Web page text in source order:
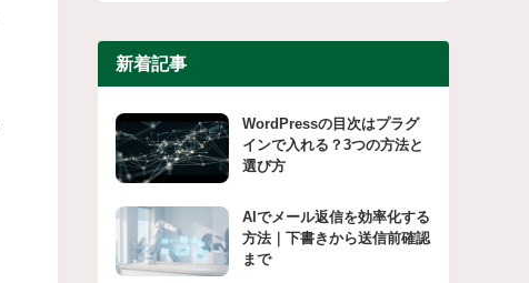
新着記事
WordPressの目次はプラグ
インで入れる？3つの方法と
選び方
AIでメール返信を効率化する
方法｜下書きから送信前確認
まで